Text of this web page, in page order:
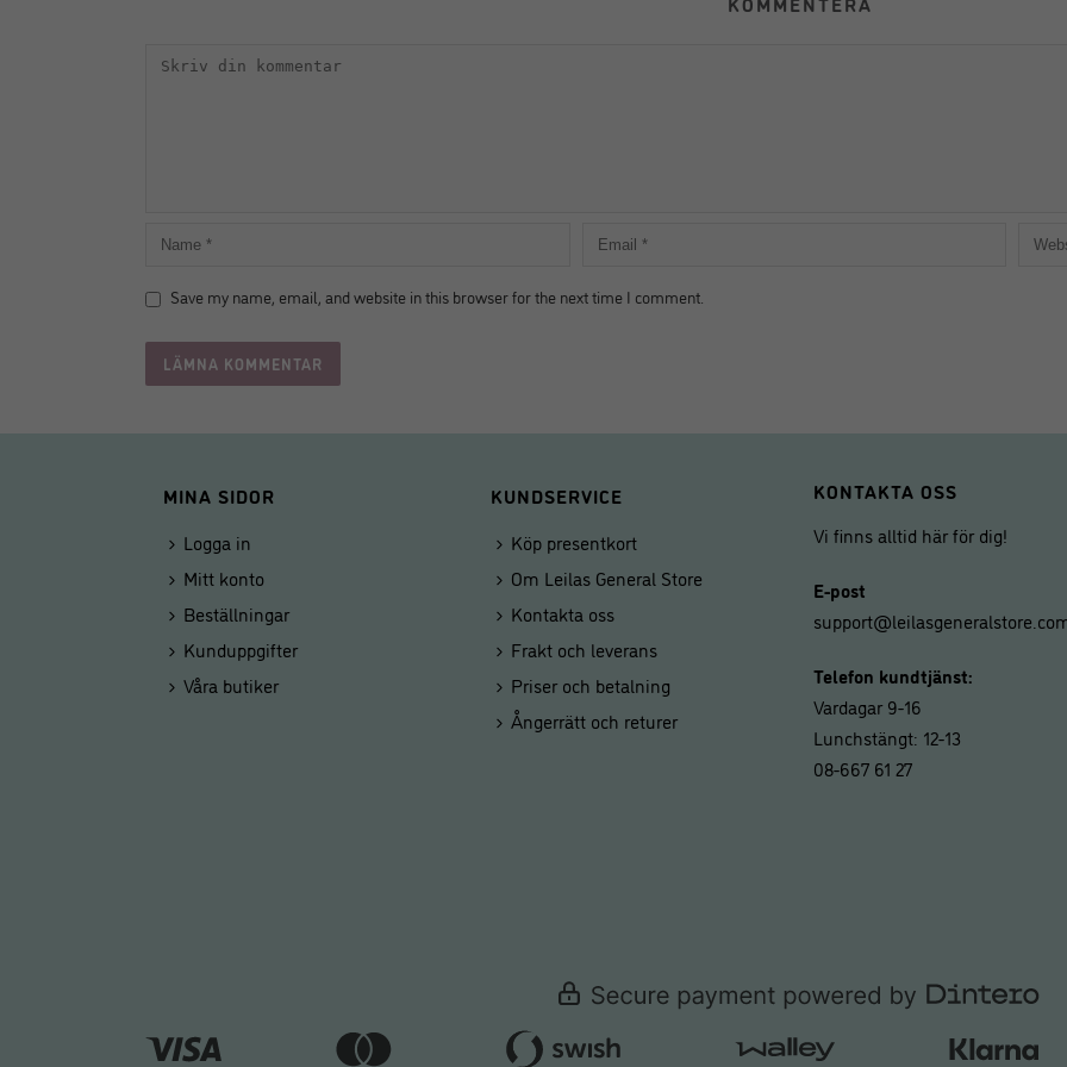
Save my name, email, and website in this browser for the next time I comment.
MINA SIDOR
Logga in
Mitt konto
Beställningar
Kunduppgifter
Våra butiker
KUNDSERVICE
Köp presentkort
Om Leilas General Store
Kontakta oss
Frakt och leverans
Priser och betalning
Ångerrätt och returer
KONTAKTA OSS
Vi finns alltid här för dig!
E-post
Telefon kundtjänst:
Vardagar 9-16
Lunchstängt: 12-13
08-667 61 27